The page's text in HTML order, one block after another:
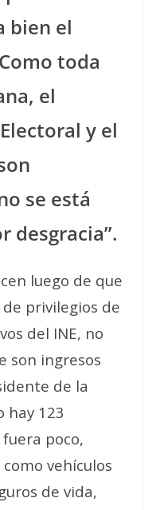
bien el
toda
el
y el
se está
desgracia”.
luego de que
privilegios de
del INE, no
son ingresos
de la
hay 123
poco,
vehículos
de vida,